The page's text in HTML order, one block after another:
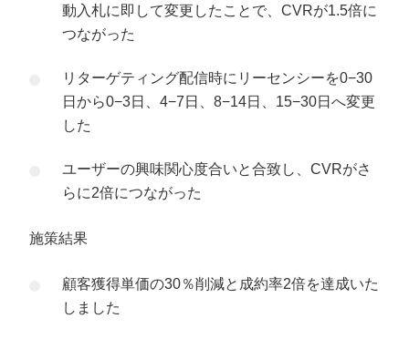
動入札に即して変更したことで、CVRが1.5倍に
つながった
リターゲティング配信時にリーセンシーを0−30
日から0−3日、4−7日、8−14日、15−30日へ変更
した
ユーザーの興味関心度合いと合致し、CVRがさ
らに2倍につながった
施策結果
顧客獲得単価の30％削減と成約率2倍を達成いた
しました